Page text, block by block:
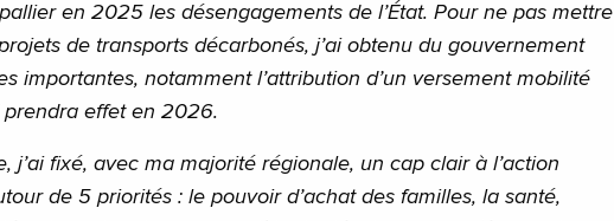
en 2025 les désengagements de l’État. Pour ne pas mettre
de transports décarbonés, j’ai obtenu du gouvernement
importantes, notamment l’attribution d’un versement mobilité
effet en 2026.
j’ai fixé, avec ma majorité régionale, un cap clair à l’action
de 5 priorités : le pouvoir d’achat des familles, la santé,